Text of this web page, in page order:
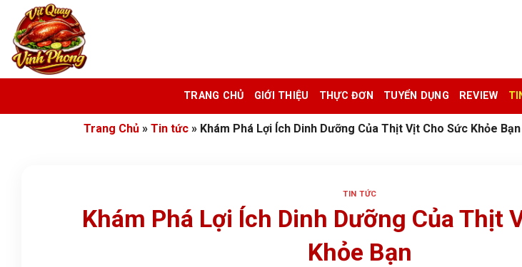
qua
nội
dung
TRANG CHỦ GIỚI THIỆU THỰC ĐƠN TUYỂN DỤNG REVIEW
Trang Chủ » Tin tức » Khám Phá Lợi Ích Dinh Dưỡng Của Thịt Vịt Cho Sức Khỏe Bạn
TIN TỨC
Khám Phá Lợi Ích Dinh Dưỡng Của Thịt
Khỏe Bạn